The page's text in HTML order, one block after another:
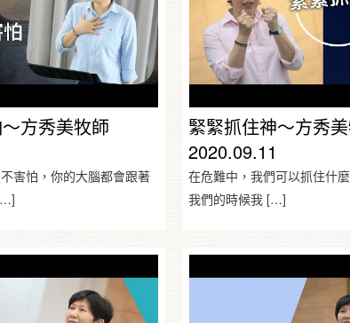
方秀美牧師
害怕，你的大腦都會跟著
緊緊抓住神～方秀
2020.09.11
在危難中，我們可以抓住什
我們的時候我[…]